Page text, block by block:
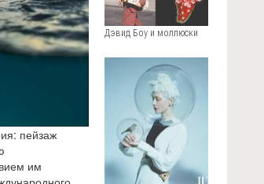
пейзаж
им
Дэвид Боу и моллюски